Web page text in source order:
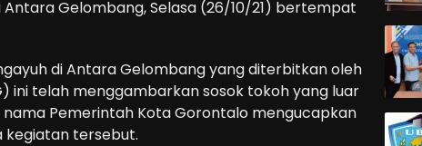
Antara Gelombang, Selasa (26/10/21) bertempat
di Antara Gelombang yang diterbitkan oleh
ini telah menggambarkan sosok tokoh yang luar
nama Pemerintah Kota Gorontalo mengucapkan
kegiatan tersebut.